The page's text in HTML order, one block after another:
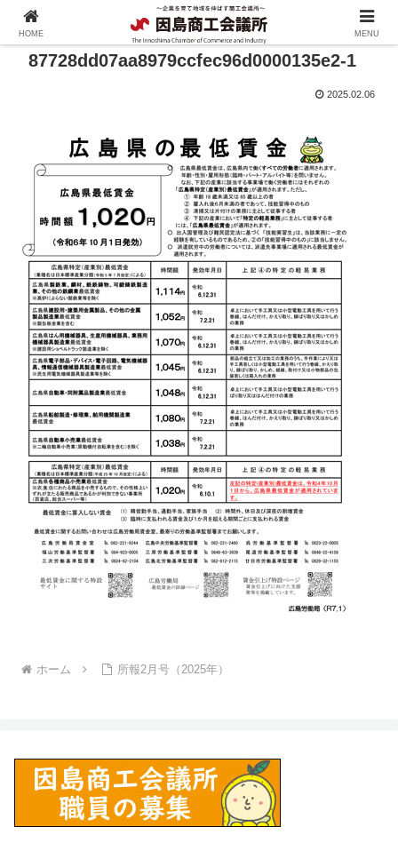
87728dd07aa8979ccfec96d0000135e2-1
2025.02.06
ホーム 所報2月号（2025年）
HOME MENU